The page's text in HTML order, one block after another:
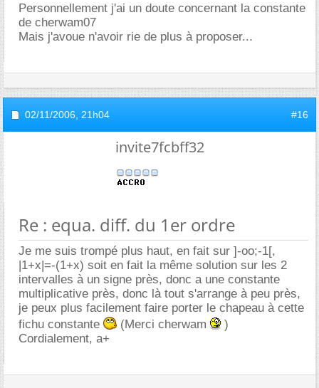
Personnellement j'ai un doute concernant la constante
de cherwam07
Mais j'avoue n'avoir rie de plus à proposer...
02/11/2006, 21h04 #16
invite7fcbff32
Re : equa. diff. du 1er ordre
Je me suis trompé plus haut, en fait sur ]-oo;-1[,
|1+x|=-(1+x) soit en fait la même solution sur les 2
intervalles à un signe près, donc a une constante
multiplicative près, donc là tout s'arrange à peu près,
je peux plus facilement faire porter le chapeau à cette
fichu constante
(Merci cherwam
)
Cordialement, a+